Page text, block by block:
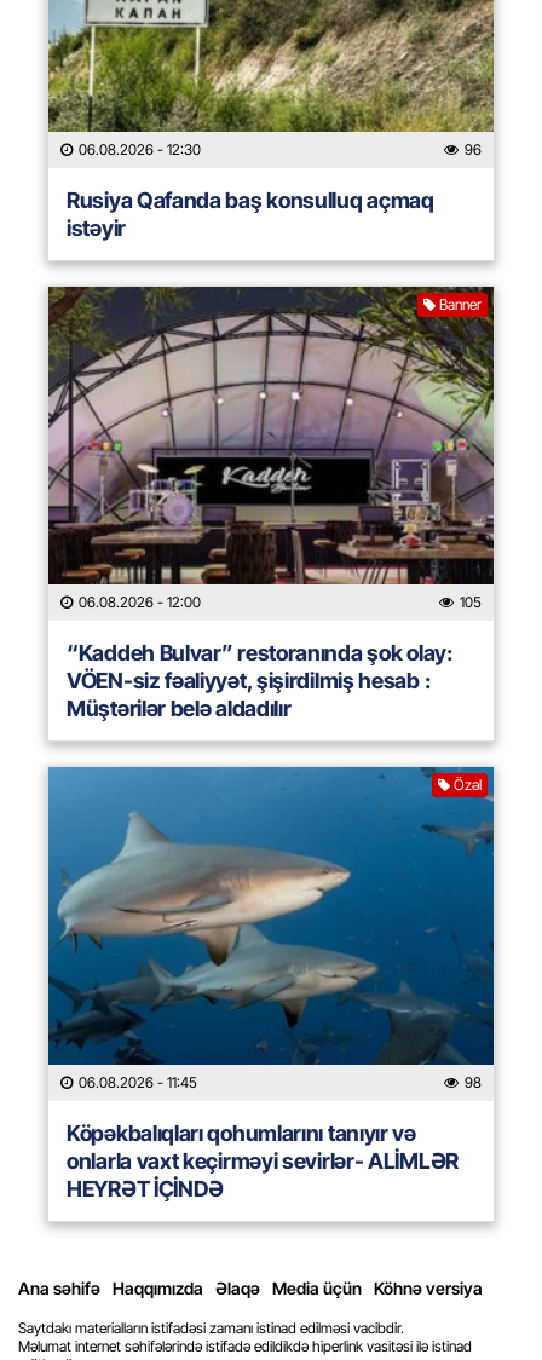
06.08.2026 - 12:30 96
Rusiya Qafanda baş konsulluq açmaq
istəyir
Banner
06.08.2026 - 12:00 105
“Kaddeh Bulvar” restoranında şok olay:
VÖEN-siz fəaliyyət, şişirdilmiş hesab :
Müştərilər belə aldadılır
Özəl
06.08.2026 - 11:45 98
Köpəkbalıqları qohumlarını tanıyır və
onlarla vaxt keçirməyi sevirlər- ALİMLƏR
HEYRƏT İÇİNDƏ
Ana səhifə Haqqımızda Əlaqə Media üçün Köhnə versiya
Saytdakı materialların istifadəsi zamanı istinad edilməsi vacibdir.
Məlumat internet səhifələrində istifadə edildikdə hiperlink vasitəsi ilə istinad